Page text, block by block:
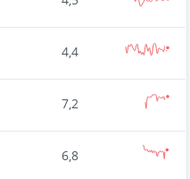
4,4
7,2
6,8